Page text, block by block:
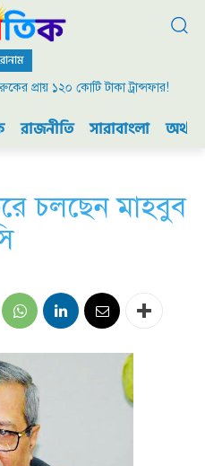
প্রায় ১২০ কোটি টাকা ট্রান্সফার!
রাজনীতি সারাবাংলা
চলছেন মাহবুব